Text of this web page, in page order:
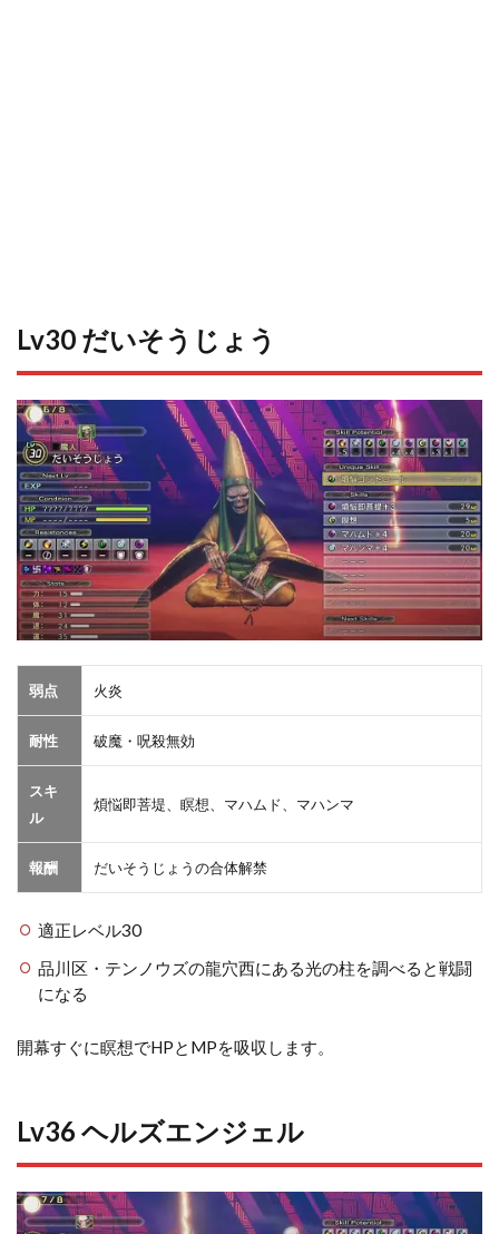
Lv30 だいそうじょう
弱点 火炎
耐性 破魔・呪殺無効
スキ
ル
煩悩即菩堤、瞑想、マハムド、マハンマ
報酬 だいそうじょうの合体解禁
適正レベル30
品川区・テンノウズの龍穴西にある光の柱を調べると戦闘
になる
開幕すぐに瞑想でHPとMPを吸収します。
Lv36 ヘルズエンジェル